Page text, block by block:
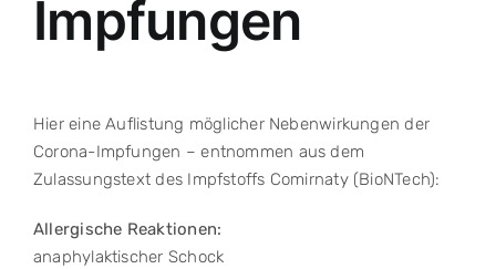
Impfungen
Hier eine Auflistung möglicher Nebenwirkungen der
Corona-Impfungen – entnommen aus dem
Zulassungstext des Impfstoffs Comirnaty (BioNTech):
Allergische Reaktionen:
anaphylaktischer Schock